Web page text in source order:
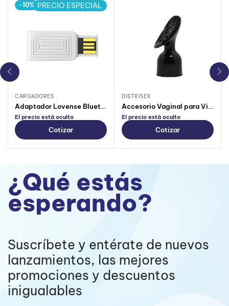
PRECIO ESPECIAL
-10%
CARGADORES
Adaptador Lovense Bluetooth Usb
El precio está oculto
Cotizar
DISTRISEX
Accesorio Vaginal para Vibrador Hitachi Angus
El precio está oculto
Cotizar
¿Qué estás
esperando?
Suscríbete y entérate de nuevos
lanzamientos, las mejores
promociones y descuentos
inigualables